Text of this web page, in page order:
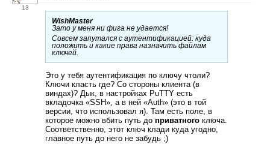
13
WishMaster
Зато у меня ни фига не удается!
Совсем запутался с аутентификацией: куда
положить и какие права назначить файлам
ключей.
Это у тебя аутентификация по ключу чтоли?
Ключи класть где? Со стороны клиента (в
виндах)? Дык, в настройках PuTTY есть
вкладочка «SSH», а в ней «Auth» (это в той
версии, что использовал я). Там есть поле, в
которое можно вбить путь до приватного ключа.
Соответственно, этот ключ клади куда угодно,
главное путь до него не забудь ;)